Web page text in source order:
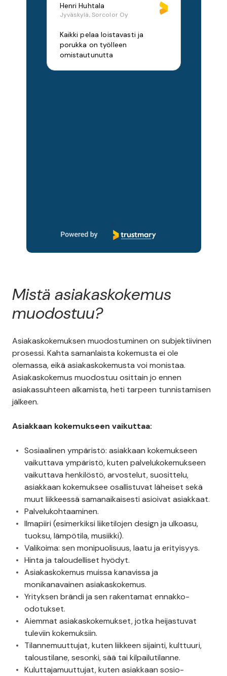
Henri Huhtala
Jyväskylä, Sorcolor Oy
Kaikki pelaa loistavasti ja
porukka on työlleen
omistautunutta
Mistä asiakaskokemus
muodostuu?
Asiakaskokemuksen muodostuminen on subjektiivinen
prosessi. Kahta samanlaista kokemusta ei ole
olemassa, eikä asiakaskokemusta voi monistaa.
Asiakaskokemus muodostuu osittain jo ennen
asiakassuhteen alkamista, heti tarpeen tunnistamisen
jälkeen.
Asiakkaan kokemukseen vaikuttaa:
Sosiaalinen ympäristö: asiakkaan kokemukseen
vaikuttava ympäristö, kuten palvelukokemukseen
vaikuttava henkilöstö, arvostelut, suosittelu,
asiakkaan kokemuksee osallistuvat läheiset sekä
muut liikkeessä samanaikaisesti asioivat asiakkaat.
Palvelukohtaaminen.
Ilmapiiri (esimerkiksi liiketilojen design ja ulkoasu,
tuoksu, lämpötila, musiikki).
Valikoima: sen monipuolisuus, laatu ja erityisyys.
Hinta ja taloudelliset hyödyt.
Asiakaskokemus muissa kanavissa ja
monikanavainen asiakaskokemus.
Yrityksen brändi ja sen rakentamat ennakko-
odotukset.
Aiemmat asiakaskokemukset, jotka heijastuvat
tuleviin kokemuksiin.
Tilannemuuttujat, kuten liikkeen sijainti, kulttuuri,
taloustilane, sesonki, sää tai kilpailutilanne.
Kuluttajamuuttujat, kuten asiakkaan sosio-